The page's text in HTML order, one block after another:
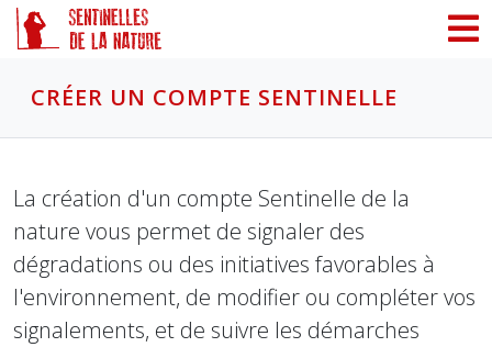
CRÉER UN COMPTE SENTINELLE
La création d'un compte Sentinelle de la
nature vous permet de signaler des
dégradations ou des initiatives favorables à
l'environnement, de modifier ou compléter vos
signalements, et de suivre les démarches
Panneau de gestion des cookies